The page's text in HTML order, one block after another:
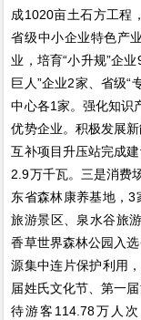
成1020亩土石方工程
省级中小企业特色产
业，培育“小升规”企
巨人”企业2家、省级“
中心各1家。强化知识
优势企业。积极发展
互补项目升压站完成
2.9万千瓦。三是消费
东省森林康养基地，
旅游景区、泉水谷旅
香草世界森林公园入
源集中连片保护利用
届姓氏文化节、第一
待游客114.78万人